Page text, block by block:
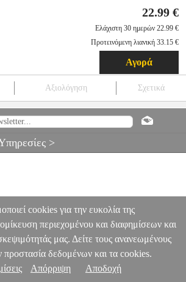
22.99 €
Ελάχιστη 30 ημερών 22.99 €
Προτεινόμενη λιανική 33.15 €
Αγορά
Αξιολόγηση Σχετικά
HM
ΕΠΙΠΛΑ
90X22X25.6Υ ΕΚ.
>
cookies για την ευκολία της
περιεχομένου και διαφημίσεων και
μας. Δείτε τους ανανεωμένους
προστασία δεδομένων και τα cookies.
Απόρριψη Αποδοχή